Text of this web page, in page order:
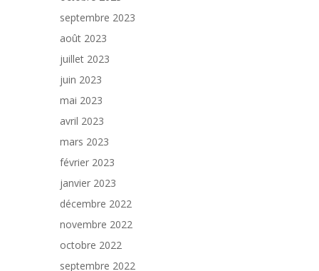
septembre 2023
août 2023
juillet 2023
juin 2023
mai 2023
avril 2023
mars 2023
février 2023
janvier 2023
décembre 2022
novembre 2022
octobre 2022
septembre 2022